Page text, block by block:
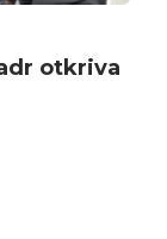
otkriva